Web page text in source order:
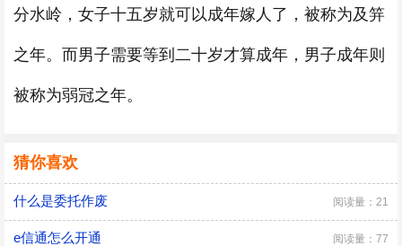
分水岭，女子十五岁就可以成年嫁人了，被称为及笄
之年。而男子需要等到二十岁才算成年，男子成年则
被称为弱冠之年。
猜你喜欢
什么是委托作废 阅读量：21
e信通怎么开通 阅读量：77